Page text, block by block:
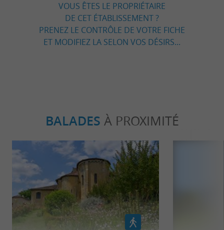
VOUS ÊTES LE PROPRIÉTAIRE
DE CET ÉTABLISSEMENT ?
PRENEZ LE CONTRÔLE DE VOTRE FICHE
ET MODIFIEZ LA SELON VOS DÉSIRS...
BALADES À PROXIMITÉ